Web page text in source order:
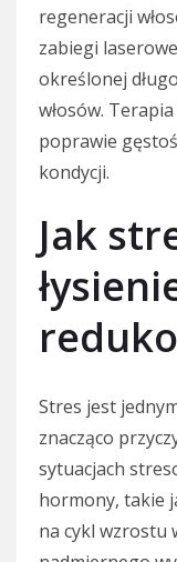
regeneracji
zabiegi
określonej
włosów.
poprawie
kondycji.
Jak
Stres jest
znacząco
sytuacjach
hormony, takie
na cykl wzrostu